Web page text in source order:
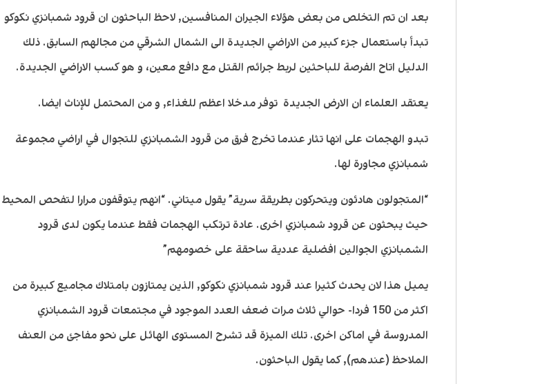
بعد ان تم التخلص من بعض هؤلاء الجيران المنافسين, لاحظ الباحثون ان قرود شمبانزي نكوكو
تبدأ باستعمال جزء كبير من الاراضي الجديدة الى الشمال الشرقي من مجالهم السابق. ذلك
الدليل اتاح الفرصة للباحثين لربط جرائم القتل مع دافع معين، و هو كسب الاراضي الجديدة.
يعتقد العلماء ان الارض الجديدة توفر مدخلا اعظم للغذاء, و من المحتمل للإناث ايضا.
تبدو الهجمات على انها تثار عندما تخرج فرق من قرود الشمبانزي للتجوال في اراضي مجموعة
شمبانزي مجاورة لها.
“المتجولون هادئون ويتحركون بطريقة سرية” يقول ميتاني. “انهم يتوقفون مرارا لتفحص المحيط
حيث يبحثون عن قرود شمبانزي اخرى. عادة ترتكب الهجمات فقط عندما يكون لدى قرود
الشمبانزي الجوالين افضلية عددية ساحقة على خصومهم”
يميل هذا لان يحدث كثيرا عند قرود شمبانزي نكوكو, الذين يمتازون بامتلاك مجاميع كبيرة من
اكثر من 150 فردا- حوالي ثلاث مرات ضعف العدد الموجود في مجتمعات قرود الشمبانزي
المدروسة في اماكن اخرى. تلك الميزة قد تشرح المستوى الهائل على نحو مفاجئ من العنف
الملاحظ (عندهم), كما يقول الباحثون.